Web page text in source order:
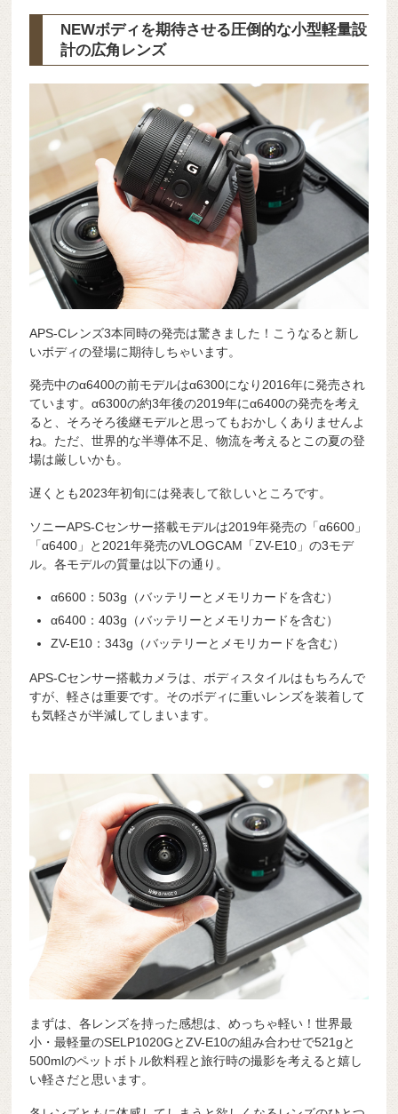
NEWボディを期待させる圧倒的な小型軽量設
計の広角レンズ
APS-Cレンズ3本同時の発売は驚きました！こうなると新し
いボディの登場に期待しちゃいます。
発売中のα6400の前モデルはα6300になり2016年に発売され
ています。α6300の約3年後の2019年にα6400の発売を考え
ると、そろそろ後継モデルと思ってもおかしくありませんよ
ね。ただ、世界的な半導体不足、物流を考えるとこの夏の登
場は厳しいかも。
遅くとも2023年初旬には発表して欲しいところです。
ソニーAPS-Cセンサー搭載モデルは2019年発売の「α6600」
「α6400」と2021年発売のVLOGCAM「ZV-E10」の3モデ
ル。各モデルの質量は以下の通り。
α6600：503g（バッテリーとメモリカードを含む）
α6400：403g（バッテリーとメモリカードを含む）
ZV-E10：343g（バッテリーとメモリカードを含む）
APS-Cセンサー搭載カメラは、ボディスタイルはもちろんで
すが、軽さは重要です。そのボディに重いレンズを装着して
も気軽さが半減してしまいます。
まずは、各レンズを持った感想は、めっちゃ軽い！世界最
小・最軽量のSELP1020GとZV-E10の組み合わせで521gと
500mlのペットボトル飲料程と旅行時の撮影を考えると嬉し
い軽さだと思います。